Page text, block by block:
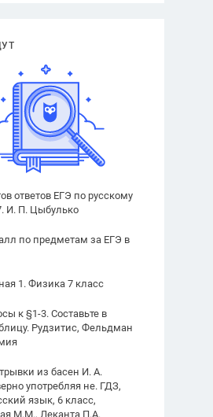
ответов ЕГЭ по русскому
И. П. Цыбулько
по предметам за ЕГЭ в
1. Физика 7 класс
к §1-3. Составьте в
Рудзитис, Фельдман
из басен И. А.
употребляя не. ГДЗ,
язык, 6 класс,
М.М., Леканта П.А.